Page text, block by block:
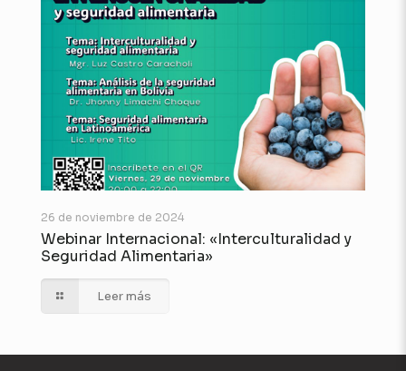
26 de noviembre de 2024
Webinar Internacional: «Interculturalidad y
Seguridad Alimentaria»
Leer más